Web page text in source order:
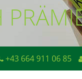
+43 664 911 06 85